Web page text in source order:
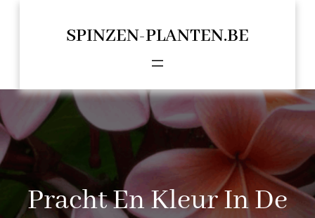
SPINZEN-PLANTEN.BE
Pracht En Kleur In De